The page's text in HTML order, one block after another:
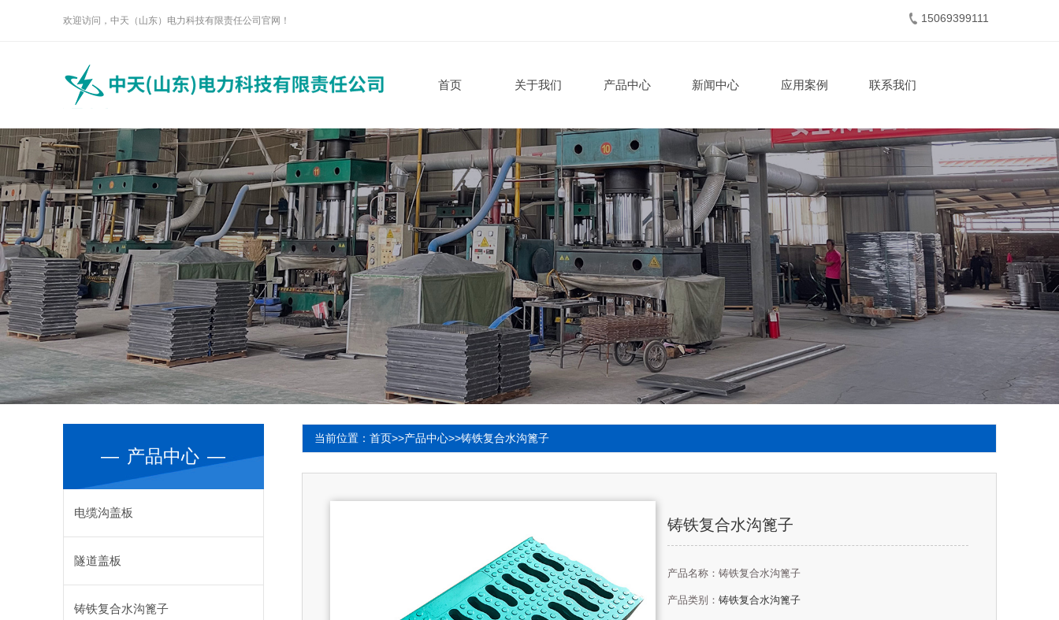
欢迎访问，中天（山东）电力科技有限责任公司官网！ 15069399111
首页 关于我们 产品中心 新闻中心 应用案例 联系我们
— 产品中心 —
电缆沟盖板
隧道盖板
铸铁复合水沟篦子
当前位置： 首页>>产品中心>>铸铁复合水沟篦子
铸铁复合水沟篦子
产品名称：铸铁复合水沟篦子
产品类别： 铸铁复合水沟篦子